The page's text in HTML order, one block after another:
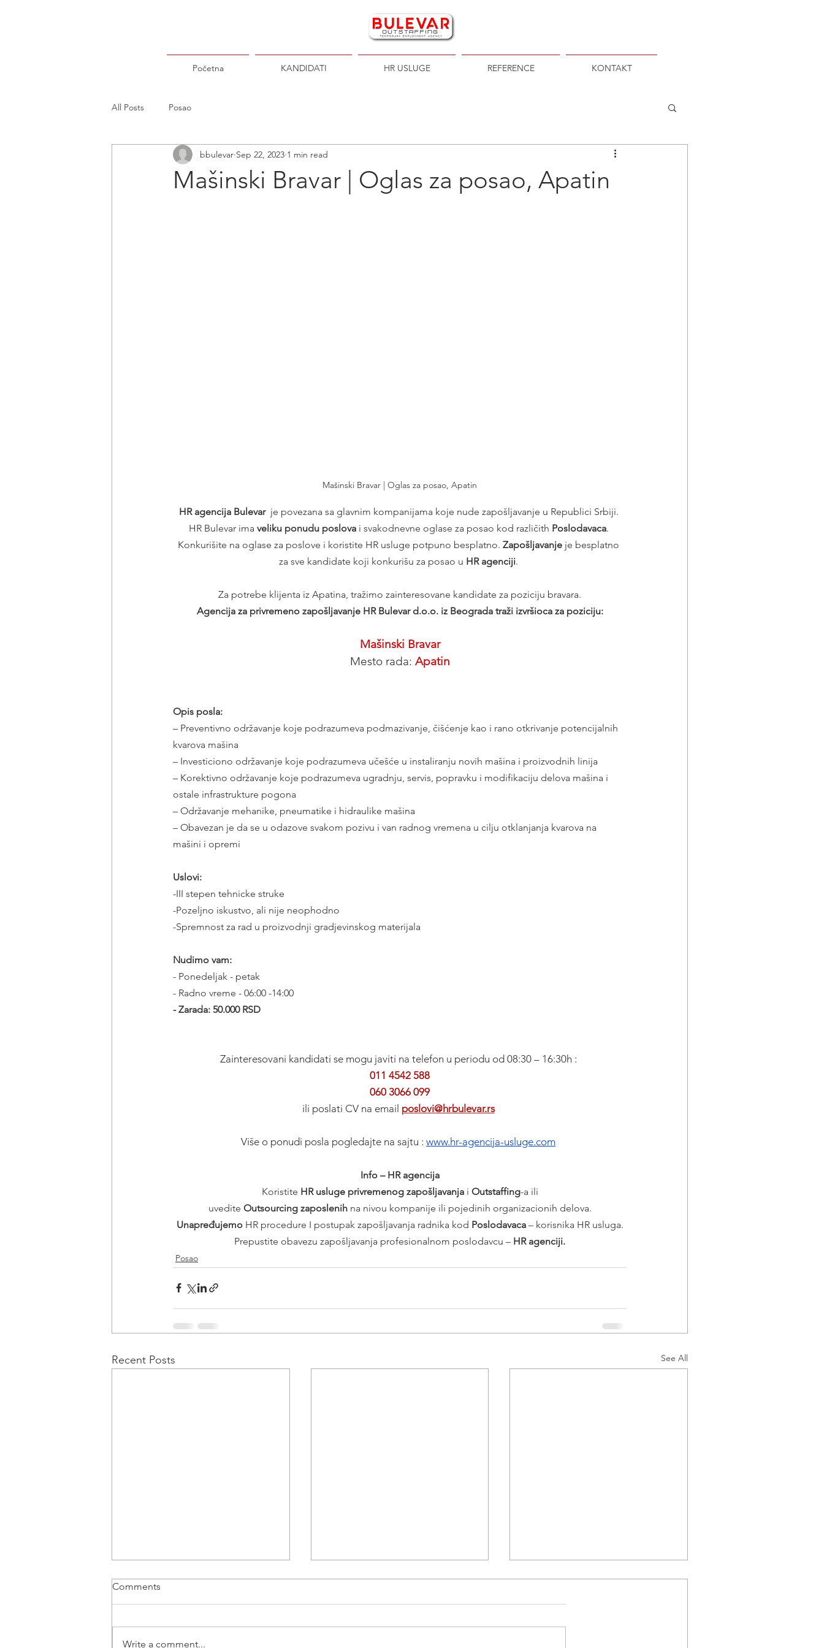
Početna KANDIDATI HR USLUGE REFERENCE KONTAKT
All Posts Posao
Mašinski Bravar | Oglas za posao, Apatin
bbulevar Sep 22, 2023 1 min read
Mašinski Bravar | Oglas za posao, Apatin
HR agencija Bulevar je povezana sa glavnim kompanijama koje nude zapošljavanje u Republici Srbiji.
HR Bulevar ima veliku ponudu poslova i svakodnevne oglase za posao kod različith Poslodavaca.
Konkurišite na oglase za poslove i koristite HR usluge potpuno besplatno. Zapošljavanje je besplatno
za sve kandidate koji konkurišu za posao u HR agenciji.
Za potrebe klijenta iz Apatina, tražimo zainteresovane kandidate za poziciju bravara.
Agencija za privremeno zapošljavanje HR Bulevar d.o.o. iz Beograda traži izvršioca za poziciju:
Mašinski Bravar
Mesto rada: Apatin
Opis posla:
– Preventivno održavanje koje podrazumeva podmazivanje, čišćenje kao i rano otkrivanje potencijalnih
kvarova mašina
– Investiciono održavanje koje podrazumeva učešće u instaliranju novih mašina i proizvodnih linija
– Korektivno održavanje koje podrazumeva ugradnju, servis, popravku i modifikaciju delova mašina i
ostale infrastrukture pogona
– Održavanje mehanike, pneumatike i hidraulike mašina
– Obavezan je da se u odazove svakom pozivu i van radnog vremena u cilju otklanjanja kvarova na
mašini i opremi
Uslovi:
-III stepen tehnicke struke
-Pozeljno iskustvo, ali nije neophodno
-Spremnost za rad u proizvodnji gradjevinskog materijala
Nudimo vam:
- Ponedeljak - petak
- Radno vreme - 06:00 -14:00
- Zarada: 50.000 RSD
Zainteresovani kandidati se mogu javiti na telefon u periodu od 08:30 – 16:30h :
011 4542 588
060 3066 099
ili poslati CV na email poslovi@hrbulevar.rs
Više o ponudi posla pogledajte na sajtu : www.hr-agencija-usluge.com
Info – HR agencija
Koristite HR usluge privremenog zapošljavanja i Outstaffing-a ili
uvedite Outsourcing zaposlenih na nivou kompanije ili pojedinih organizacionih delova.
Unapređujemo HR procedure I postupak zapošljavanja radnika kod Poslodavaca – korisnika HR usluga.
Prepustite obavezu zapošljavanja profesionalnom poslodavcu – HR agenciji.
Posao
Recent Posts See All
Comments
Write a comment...